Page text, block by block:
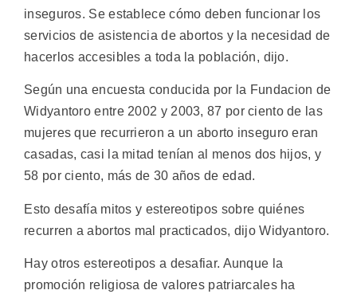
inseguros. Se establece cómo deben funcionar los
servicios de asistencia de abortos y la necesidad de
hacerlos accesibles a toda la población, dijo.
Según una encuesta conducida por la Fundacion de
Widyantoro entre 2002 y 2003, 87 por ciento de las
mujeres que recurrieron a un aborto inseguro eran
casadas, casi la mitad tenían al menos dos hijos, y
58 por ciento, más de 30 años de edad.
Esto desafía mitos y estereotipos sobre quiénes
recurren a abortos mal practicados, dijo Widyantoro.
Hay otros estereotipos a desafiar. Aunque la
promoción religiosa de valores patriarcales ha